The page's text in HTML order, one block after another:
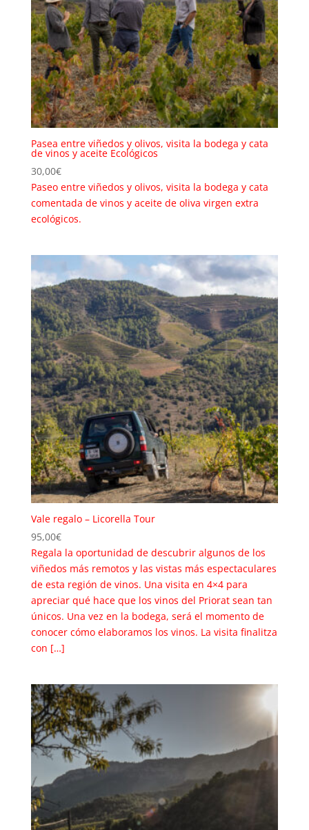
Pasea entre viñedos y olivos, visita la bodega y cata
de vinos y aceite Ecológicos
30,00€
Paseo entre viñedos y olivos, visita la bodega y cata
comentada de vinos y aceite de oliva virgen extra
ecológicos.
Vale regalo – Licorella Tour
95,00€
Regala la oportunidad de descubrir algunos de los
viñedos más remotos y las vistas más espectaculares
de esta región de vinos. Una visita en 4×4 para
apreciar qué hace que los vinos del Priorat sean tan
únicos. Una vez en la bodega, será el momento de
conocer cómo elaboramos los vinos. La visita finalitza
con […]